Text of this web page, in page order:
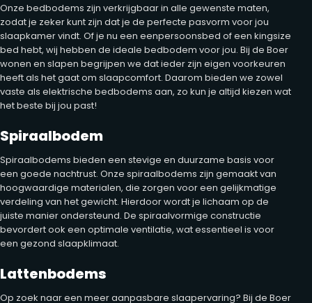
Onze bedbodems zijn verkrijgbaar in alle gewenste maten,
zodat je zeker kunt zijn dat je de perfecte pasvorm voor jou
slaapkamer vindt. Of je nu een eenpersoonsbed of een kingsize
bed hebt, wij hebben de ideale bedbodem voor jou. Bij de Boer
wonen en slapen begrijpen we dat ieder zijn eigen voorkeuren
heeft als het gaat om slaapcomfort. Daarom bieden we zowel
vaste als elektrische bedbodems aan, zo kun je altijd kiezen wat
het beste bij jou past!
Spiraalbodem
Spiraalbodems bieden een stevige en duurzame basis voor
een goede nachtrust. Onze spiraalbodems zijn gemaakt van
hoogwaardige materialen, die zorgen voor een gelijkmatige
verdeling van het gewicht. Hierdoor wordt je lichaam op de
juiste manier ondersteund. De spiraalvormige constructie
bevordert ook een optimale ventilatie, wat essentieel is voor
een gezond slaapklimaat.
Lattenbodems
Op zoek naar een meer aanpasbare slaapervaring? Bij de Boer